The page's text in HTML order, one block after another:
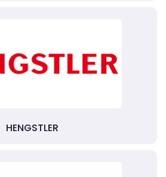
HENGSTLER